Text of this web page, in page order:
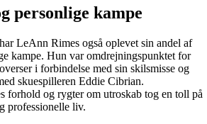
personlige kampe
LeAnn Rimes også oplevet sin andel af
kampe. Hun var omdrejningspunktet for
i forbindelse med sin skilsmisse og
skuespilleren Eddie Cibrian.
forhold og rygter om utroskab tog en toll på
professionelle liv.